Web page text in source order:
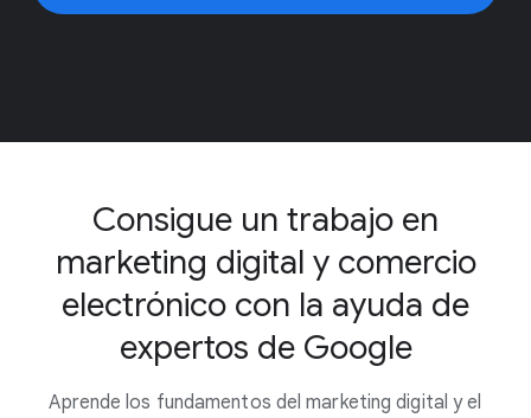
Consigue un trabajo en
marketing digital y comercio
electrónico con la ayuda de
expertos de Google
Aprende los fundamentos del marketing digital y el